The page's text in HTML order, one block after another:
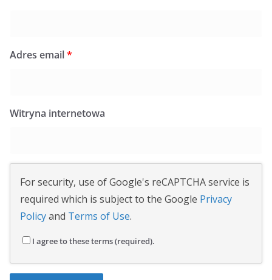
Adres email*
Witryna internetowa
For security, use of Google's reCAPTCHA service is
required which is subject to the Google Privacy
Policyand Terms of Use.
I agree to these terms (required).